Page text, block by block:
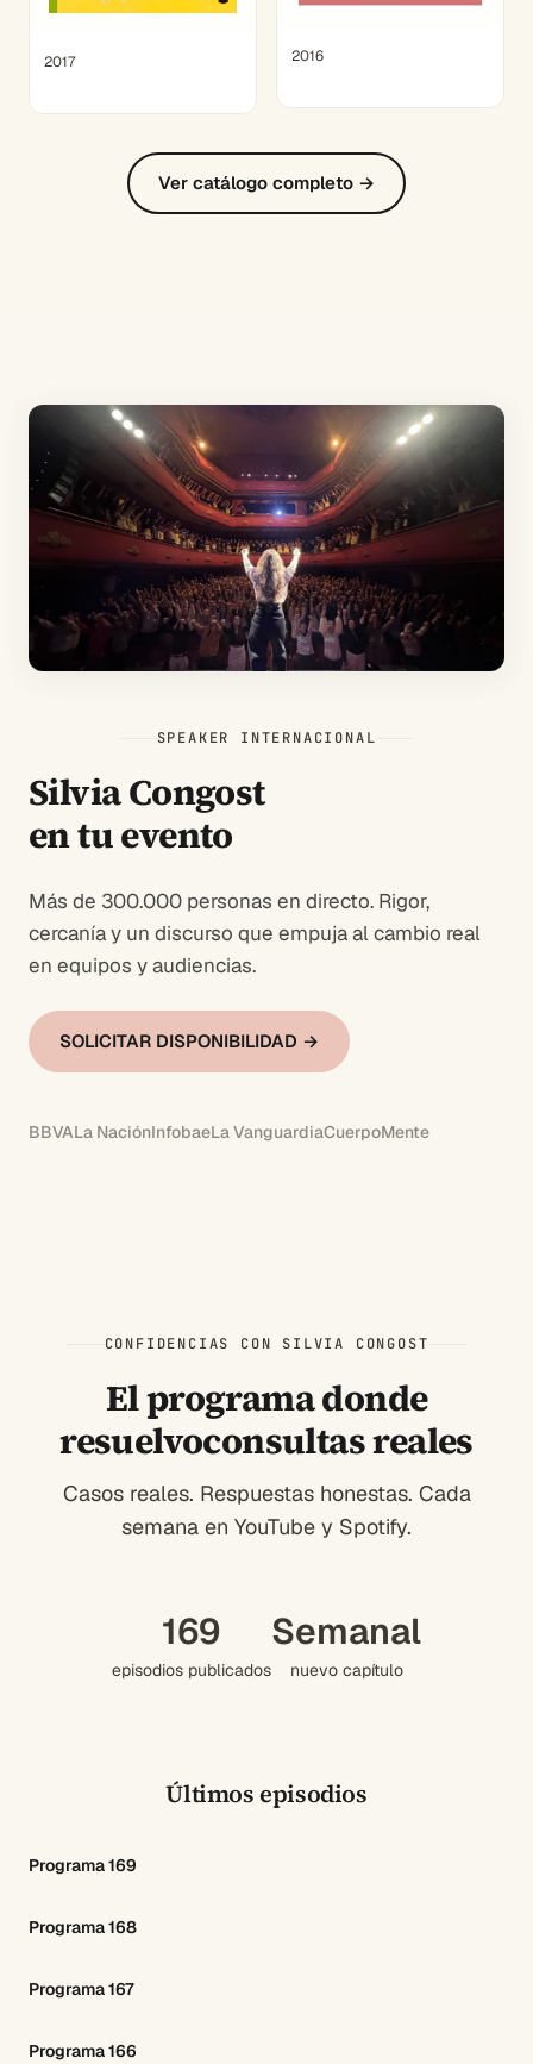
2017 2016
Ver catálogo completo →
SPEAKER INTERNACIONAL
Silvia Congost
en tu evento
Más de 300.000 personas en directo. Rigor,
cercanía y un discurso que empuja al cambio real
en equipos y audiencias.
SOLICITAR DISPONIBILIDAD →
BBVALa NaciónInfobaeLa VanguardiaCuerpoMente
CONFIDENCIAS CON SILVIA CONGOST
El programa donde
resuelvoconsultas reales
Casos reales. Respuestas honestas. Cada
semana en YouTube y Spotify.
169
episodios publicados
Semanal
nuevo capítulo
Últimos episodios
Programa 169
Programa 168
Programa 167
Programa 166